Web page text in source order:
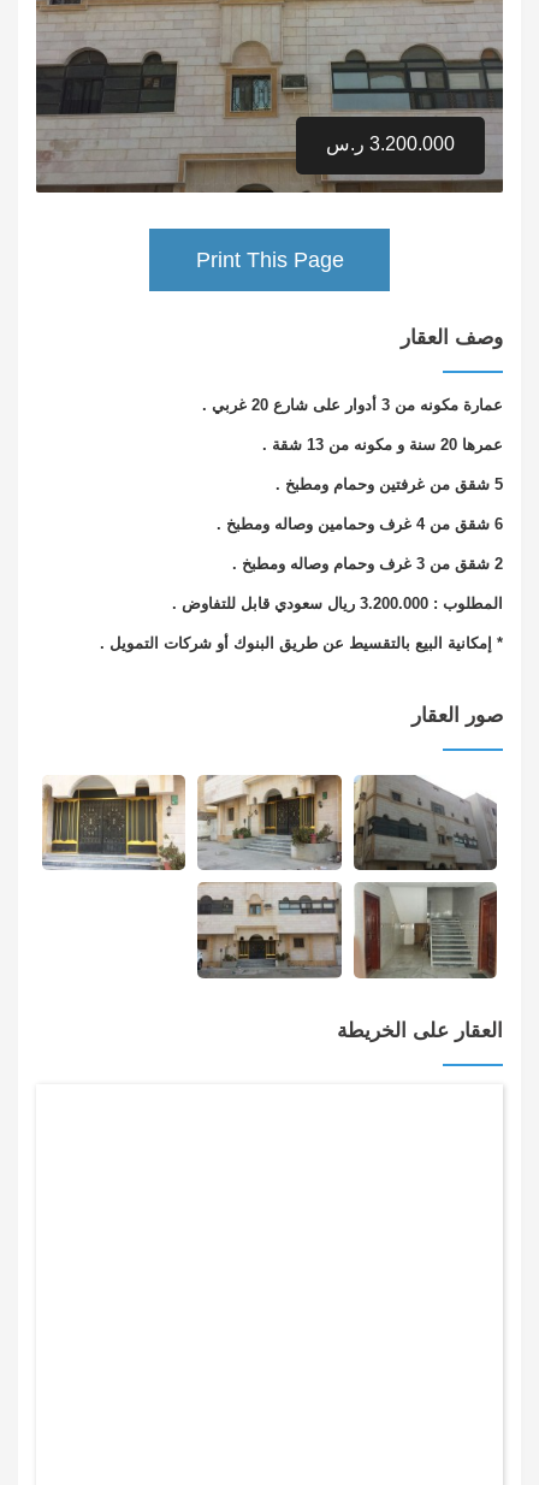
3.200.000 ر.س
Print This Page
وصف العقار
عمارة مكونه من 3 أدوار على شارع 20 غربي .
عمرها 20 سنة و مكونه من 13 شقة .
5 شقق من غرفتين وحمام ومطبخ .
6 شقق من 4 غرف وحمامين وصاله ومطبخ .
2 شقق من 3 غرف وحمام وصاله ومطبخ .
المطلوب : 3.200.000 ريال سعودي قابل للتفاوض .
* إمكانية البيع بالتقسيط عن طريق البنوك أو شركات التمويل .
صور العقار
العقار على الخريطة